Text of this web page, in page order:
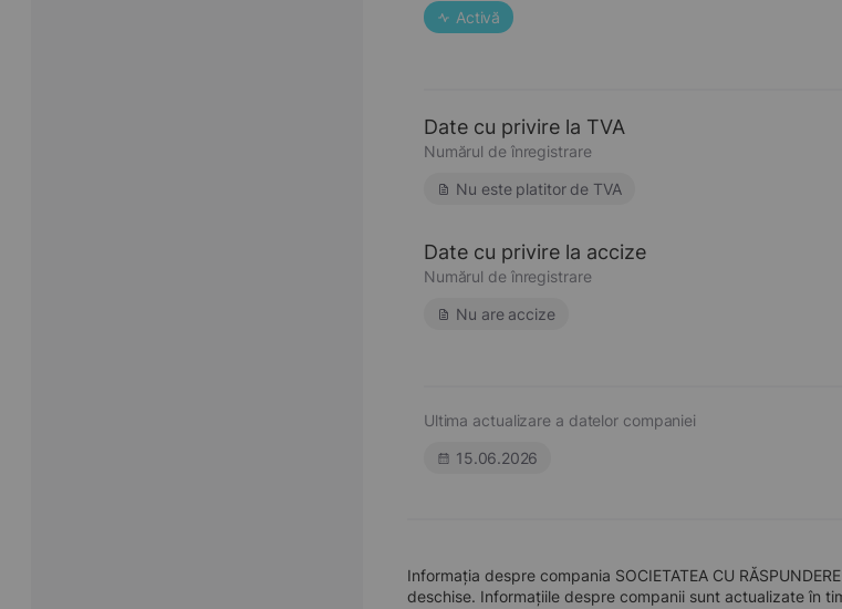
Activă
Date cu privire la TVA
Numărul de înregistrare
Nu este platitor de TVA
Date cu privire la accize
Numărul de înregistrare
Nu are accize
Ultima actualizare a datelor companiei
15.06.2026
Informația despre compania SOCIETATEA CU
deschise. Informațiile despre companii sunt actualizate în